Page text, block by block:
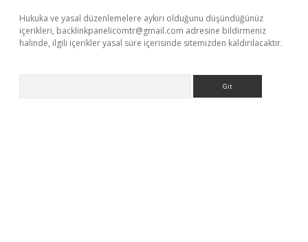
Hukuka ve yasal düzenlemelere aykırı olduğunu düşündüğünüz
içerikleri, backlinkpanelicomtr@gmail.com adresine bildirmeniz
halinde, ilgili içerikler yasal süre içerisinde sitemizden kaldırılacaktır.